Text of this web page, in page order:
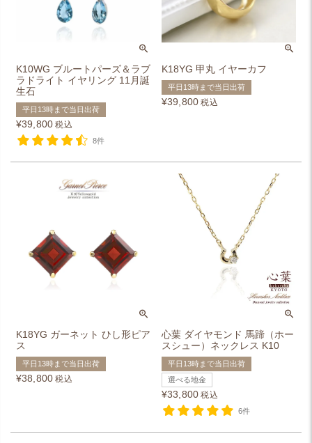
K10WG ブルートパーズ＆ラブ
ラドライト イヤリング 11月誕
生石
平日13時まで当日出荷
¥39,800 税込
8件
K18YG 甲丸 イヤーカフ
平日13時まで当日出荷
¥39,800 税込
K18YG ガーネット ひし形ピア
ス
平日13時まで当日出荷
¥38,800 税込
心葉 ダイヤモンド 馬蹄（ホー
スシュー）ネックレス K10
平日13時まで当日出荷
選べる地金
¥33,800 税込
6件